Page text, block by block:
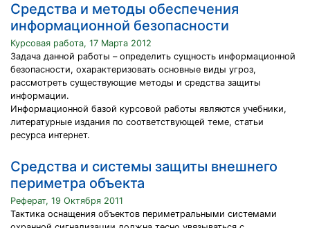
Средства и методы обеспечения
информационной безопасности
Курсовая работа, 17 Марта 2012
Задача данной работы – определить сущность информационной
безопасности, охарактеризовать основные виды угроз,
рассмотреть существующие методы и средства защиты
информации.
Информационной базой курсовой работы являются учебники,
литературные издания по соответствующей теме, статьи
ресурса интернет.
Средства и системы защиты внешнего
периметра объекта
Реферат, 19 Октября 2011
Тактика оснащения объектов периметральными системами